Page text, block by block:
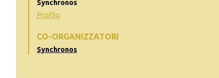
Synchronos
Profilo
CO-ORGANIZZATORI
Synchronos